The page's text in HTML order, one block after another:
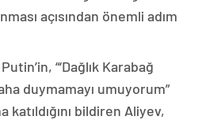
açısından önemli adım
Putin’in, “‘Dağlık Karabağ
duymamayı umuyorum”
katıldığını bildiren Aliyev,